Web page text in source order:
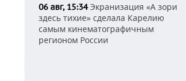
06 авг, 15:34Экранизация «А зори
здесь тихие» сделала Карелию
самым кинематографичным
регионом России